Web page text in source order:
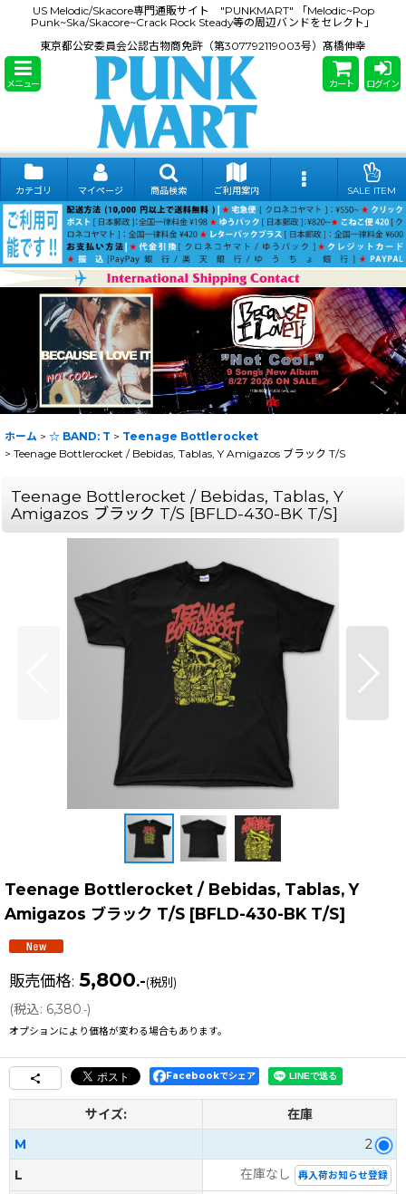
US Melodic/Skacore専門通販サイト "PUNKMART" 「Melodic~Pop
Punk~Ska/Skacore~Crack Rock Steady等の周辺バンドをセレクト」
東京都公安委員会公認古物商免許（第307792119003号）髙橋伸幸
メニュー カート ログイン
カテゴリ マイページ 商品検索 ご利用案内 SALE ITEM
ホーム > ☆ BAND: T > Teenage Bottlerocket
> Teenage Bottlerocket / Bebidas, Tablas, Y Amigazos ブラック T/S
Teenage Bottlerocket / Bebidas, Tablas, Y
Amigazos ブラック T/S [BFLD-430-BK T/S]
Teenage Bottlerocket / Bebidas, Tablas, Y
Amigazos ブラック T/S [BFLD-430-BK T/S]
販売価格: 5,800.-(税別)
(税込: 6,380.-)
オプションにより価格が変わる場合もあります。
Facebookでシェア
サイズ:
在庫
M
2
L
在庫なし 再入荷お知らせ登録